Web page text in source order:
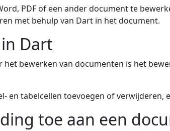
PDF of een ander document te
met behulp van Dart in het document.
Dart
bewerken van documenten is het
en tabelcellen toevoegen of verwijderen,
toe aan een